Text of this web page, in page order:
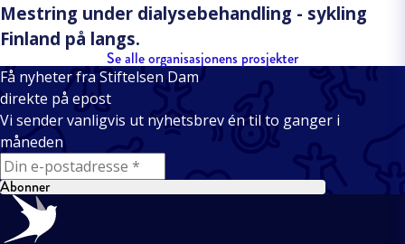
Mestring under dialysebehandling - sykling
Finland på langs.
Se alle organisasjonens prosjekter
Få nyheter fra Stiftelsen Dam
direkte på epost
Vi sender vanligvis ut nyhetsbrev én til to ganger i
måneden
E-mail
Abonner
Bunntekst